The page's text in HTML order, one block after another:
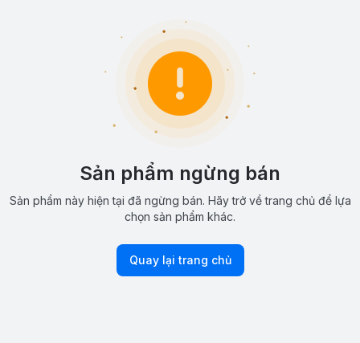
Sản phẩm ngừng bán
Sản phẩm này hiện tại đã ngừng bán. Hãy trở về trang chủ để lựa
chọn sản phẩm khác.
Quay lại trang chủ